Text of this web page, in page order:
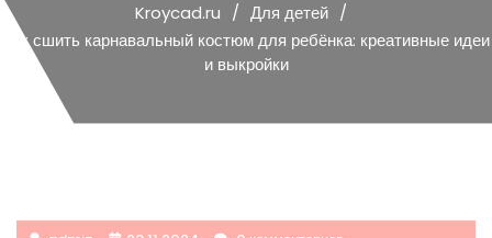
Kroycad.ru
Для детей
Как сшить карнавальный костюм для ребёнка: креативные идеи
и выкройки